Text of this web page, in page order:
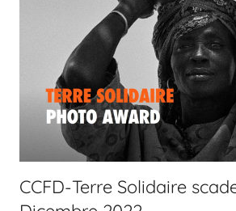
CCFD-Terre Solidaire